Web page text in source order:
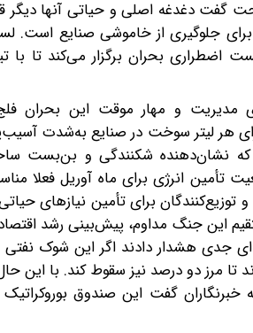
گفت دغدغه اصلی و حیاتی آنها
جلوگیری از خاموشی صنایع است.
بحران برگزار می‌کند تا با تیم
مدیریت و مهار موقت این بحران
روی آورده و یارانه سنگین ۲۰سنتی برای هر لیتر
نشان‌دهنده شکنندگی و بن‌بست
انرژی برای ماه آوریل فعلا
و توزیع‌کنندگان برای تأمین نیازهای
جدی هشدار دادند اگر این شوک نفتی
تا مرز دو درصد نیز سقوط کند. با این
خبرنگاران گفت این صندوق